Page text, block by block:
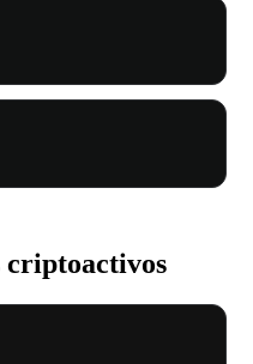
criptoactivos